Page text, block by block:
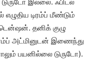
டிரம்ப் மீண்டும்
டென்ஷன். தனிக் குழு
அட்மினுடன் இணைந்து
பயனில்லை டுருடோ).